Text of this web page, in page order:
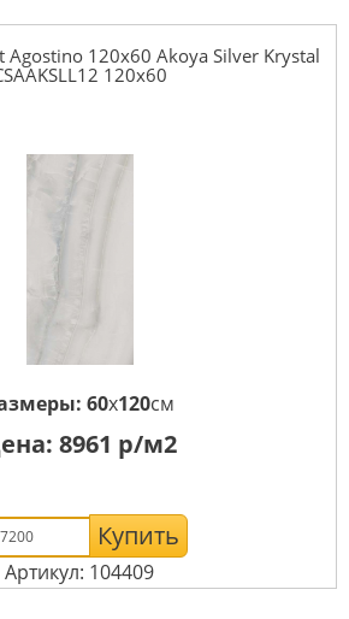
Agostino 120x60 Akoya Silver Krystal
120x60
60x120см
8961 р/м2
Купить
Артикул: 104409